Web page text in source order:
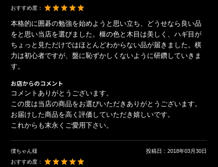
おすすめ度：
本格的に囲碁の勉強を始めようと思い立ち、どうせなら良い品
をと思い当店を選びました。榧の色と木目は美しく、ハギ目が
ちょっと見ただけではほとんどわからない品が届きました。棋
力は初心者ですが、盤に恥ずかしくないように研鑽していきま
す。
お店からのコメント
コメントありがとうございます。
この度は当店の商品をお選びいただきありがとうございます。
お届けした商品を高く評価していただき嬉しいです。
これからも末永くご愛用下さい。
僕ちゃん様 投稿日：2018年03月30日
おすすめ度：